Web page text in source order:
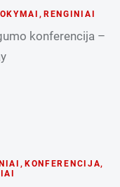
, RENGINIAI
konferencija –
, KONFERENCIJA,